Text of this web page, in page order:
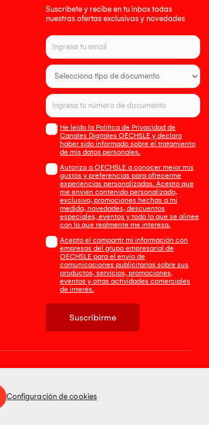
Suscríbete y recibe en tu inbox todas
nuestras ofertas exclusivas y novedades
He leído la Política de Privacidad de
Canales Digitales OECHSLE y declaro
haber sido informado sobre el tratamiento
de mis datos personales.
Autorizo a OECHSLE a conocer mejor mis
gustos y preferencias para ofrecerme
experiencias personalizadas. Acepto que
me envien contenido personalizado,
exclusivo, promociones hechas a mi
medida, novedades, descuentos
especiales, eventos y todo lo que se alinee
con lo que realmente me interesa.
Acepto el compartir mi información con
empresas del grupo empresarial de
OECHSLE para el envío de
comunicaciones publicitarias sobre sus
productos, servicios, promociones,
eventos y otras actividades comerciales
de interés.
Suscribirme
Tienda 100% Segura
Configuración de cookies